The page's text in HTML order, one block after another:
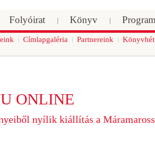
Folyóirat Könyv
Címlapgaléria Partnereink Könyvhét
ONLINE
nyílik kiállítás a